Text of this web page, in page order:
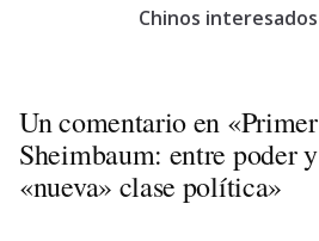
Chinos
Un comentario en «
Sheimbaum: entre poder
«nueva» clase política»